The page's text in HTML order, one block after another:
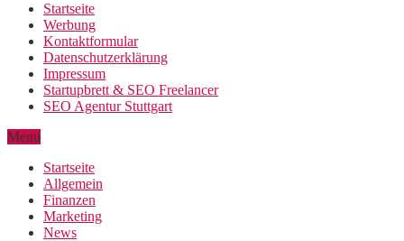
Startseite
Werbung
Kontaktformular
Datenschutzerklärung
Impressum
Startupbrett & SEO Freelancer
SEO Agentur Stuttgart
Menu
Startseite
Allgemein
Finanzen
Marketing
News